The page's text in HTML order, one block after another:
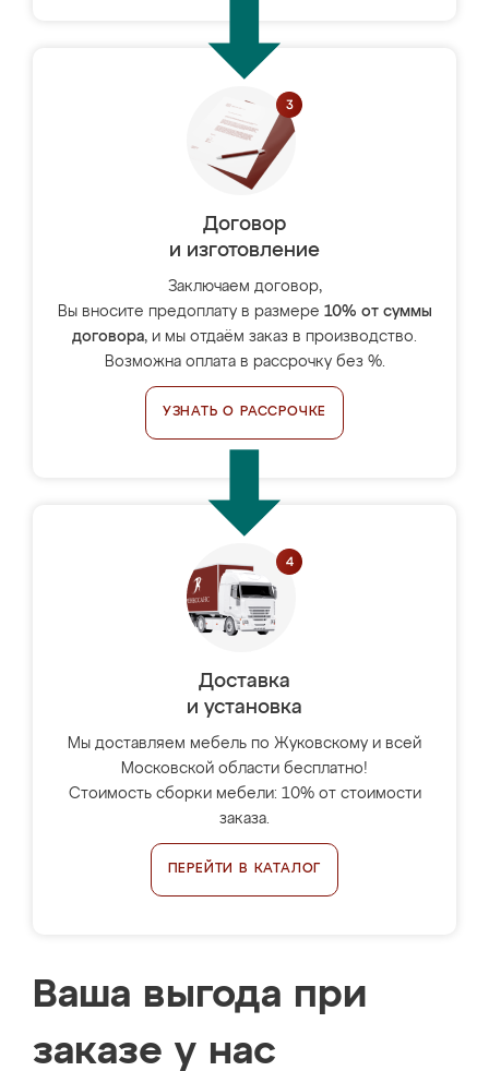
Договор
и изготовление
Заключаем договор,
Вы вносите предоплату в размере 10% от суммы
договора, и мы отдаём заказ в производство.
Возможна оплата в рассрочку без %.
УЗНАТЬ О РАССРОЧКЕ
Доставка
и установка
Мы доставляем мебель по Жуковскому и всей
Московской области бесплатно!
Стоимость сборки мебели: 10% от стоимости
заказа.
ПЕРЕЙТИ В КАТАЛОГ
Ваша выгода при
заказе у нас